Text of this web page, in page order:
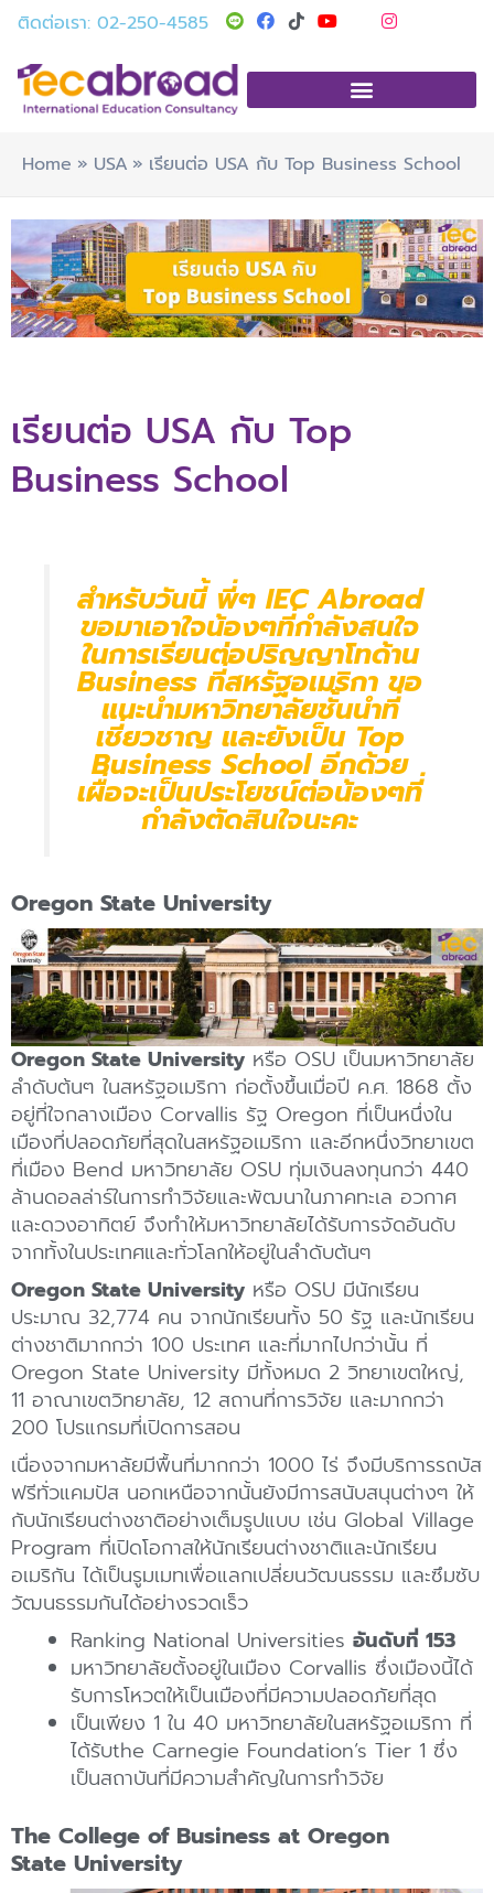
Skip
content
ติดต่อเรา: 02-250-4585 T
i
t
k
Y
o
t
b
I
n
t
g
m
Home USA เรียนต่อ USA กับ Top Business School
เรียนต่อ USA กับ Top
Business School
สำหรับวันนี้ พี่ๆ IEC Abroad
ขอมาเอาใจน้องๆที่กำลังสนใจ
ในการเรียนต่อปริญญาโทด้าน
Business ที่สหรัฐอเมริกา ขอ
แนะนำมหาวิทยาลัยชั้นนำที่
เชี่ยวชาญ และยังเป็น Top
Business School อีกด้วย
เผื่อจะเป็นประโยชน์ต่อน้องๆที่
กำลังตัดสินใจนะคะ
Oregon State University
Oregon State University หรือ OSU เป็นมหาวิทยาลัย
ลำดับต้นๆ ในสหรัฐอเมริกา ก่อตั้งขึ้นเมื่อปี ค.ศ. 1868 ตั้ง
อยู่ที่ใจกลางเมือง Corvallis รัฐ Oregon ที่เป็นหนึ่งใน
เมืองที่ปลอดภัยที่สุดในสหรัฐอเมริกา และอีกหนึ่งวิทยาเขต
ที่เมือง Bend มหาวิทยาลัย OSU ทุ่มเงินลงทุนกว่า 440
ล้านดอลล่าร์ในการทำวิจัยและพัฒนาในภาคทะเล อวกาศ
และดวงอาทิตย์ จึงทำให้มหาวิทยาลัยได้รับการจัดอันดับ
จากทั้งในประเทศและทั่วโลกให้อยู่ในลำดับต้นๆ
Oregon State University หรือ OSU มีนักเรียน
ประมาณ 32,774 คน จากนักเรียนทั้ง 50 รัฐ และนักเรียน
ต่างชาติมากกว่า 100 ประเทศ และที่มากไปกว่านั้น ที่
Oregon State University มีทั้งหมด 2 วิทยาเขตใหญ่,
11 อาณาเขตวิทยาลัย, 12 สถานที่การวิจัย และมากกว่า
200 โปรแกรมที่เปิดการสอน
เนื่องจากมหาลัยมีพื้นที่มากกว่า 1000 ไร่ จึงมีบริการรถบัส
ฟรีทั่วแคมปัส นอกเหนือจากนั้นยังมีการสนับสนุนต่างๆ ให้
กับนักเรียนต่างชาติอย่างเต็มรูปแบบ เช่น Global Village
Program ที่เปิดโอกาสให้นักเรียนต่างชาติและนักเรียน
อเมริกัน ได้เป็นรูมเมทเพื่อแลกเปลี่ยนวัฒนธรรม และซึมซับ
วัฒนธรรมกันได้อย่างรวดเร็ว
Ranking National Universities อันดับที่ 153
มหาวิทยาลัยตั้งอยู่ในเมือง Corvallis ซึ่งเมืองนี้ได้
รับการโหวตให้เป็นเมืองที่มีความปลอดภัยที่สุด
เป็นเพียง 1 ใน 40 มหาวิทยาลัยในสหรัฐอเมริกา ที่
ได้รับthe Carnegie Foundation’s Tier 1 ซึ่ง
เป็นสถาบันที่มีความสำคัญในการทำวิจัย
The College of Business at Oregon
State University